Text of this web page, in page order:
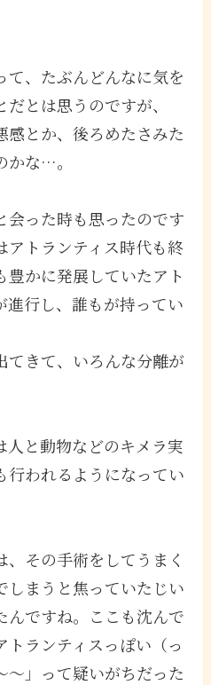
て、たぶんどんなに気を
とは思うのですが、
感とか、後ろめたさみた
かな…。
会った時も思ったのです
アトランティス時代も終
かに発展していたアト
進行し、誰もが持ってい
てきて、いろんな分離が
人と動物などのキメラ実
行われるようになってい
その手術をしてうまく
しまうと焦っていたじい
んですね。ここも沈んで
トランティスっぽい（っ
〜」って疑いがちだった